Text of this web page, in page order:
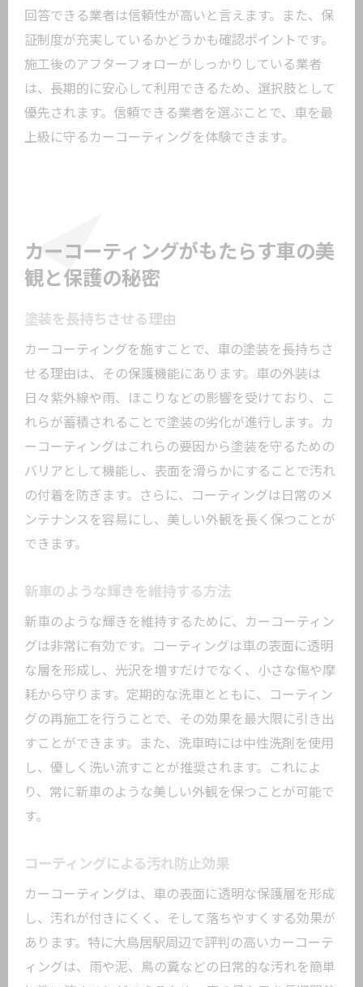
回答できる業者は信頼性が高いと言えます。また、保
証制度が充実しているかどうかも確認ポイントです。
施工後のアフターフォローがしっかりしている業者
は、長期的に安心して利用できるため、選択肢として
優先されます。信頼できる業者を選ぶことで、車を最
上級に守るカーコーティングを体験できます。
カーコーティングがもたらす車の美
観と保護の秘密
塗装を長持ちさせる理由
カーコーティングを施すことで、車の塗装を長持ちさ
せる理由は、その保護機能にあります。車の外装は
日々紫外線や雨、ほこりなどの影響を受けており、こ
れらが蓄積されることで塗装の劣化が進行します。カ
ーコーティングはこれらの要因から塗装を守るための
バリアとして機能し、表面を滑らかにすることで汚れ
の付着を防ぎます。さらに、コーティングは日常のメ
ンテナンスを容易にし、美しい外観を長く保つことが
できます。
新車のような輝きを維持する方法
新車のような輝きを維持するために、カーコーティン
グは非常に有効です。コーティングは車の表面に透明
な層を形成し、光沢を増すだけでなく、小さな傷や摩
耗から守ります。定期的な洗車とともに、コーティン
グの再施工を行うことで、その効果を最大限に引き出
すことができます。また、洗車時には中性洗剤を使用
し、優しく洗い流すことが推奨されます。これによ
り、常に新車のような美しい外観を保つことが可能で
す。
コーティングによる汚れ防止効果
カーコーティングは、車の表面に透明な保護層を形成
し、汚れが付きにくく、そして落ちやすくする効果が
あります。特に大鳥居駅周辺で評判の高いカーコーテ
ィングは、雨や泥、鳥の糞などの日常的な汚れを簡単